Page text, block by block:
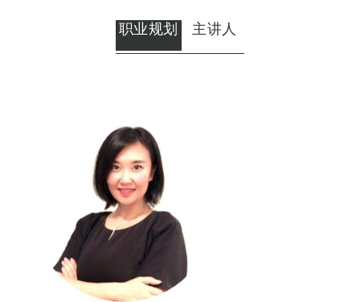
职业规划 主讲人